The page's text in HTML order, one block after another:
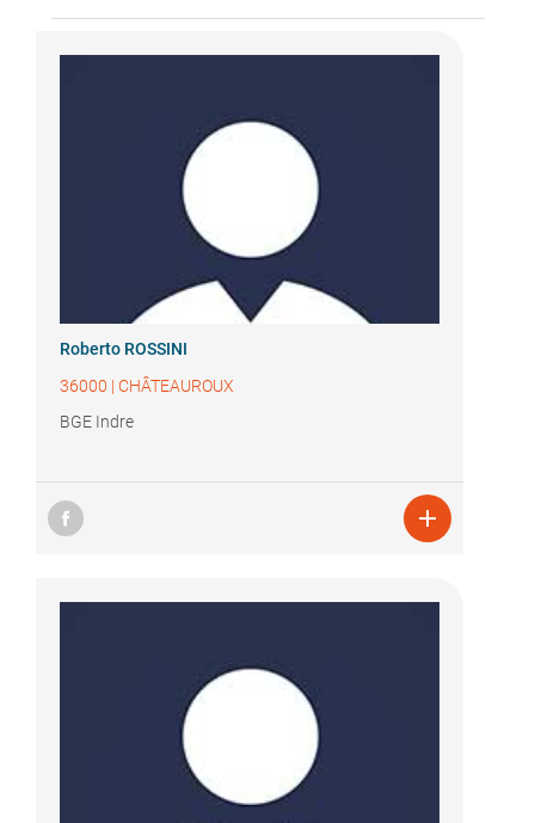
Roberto ROSSINI
36000 | CHÂTEAUROUX
BGE Indre
